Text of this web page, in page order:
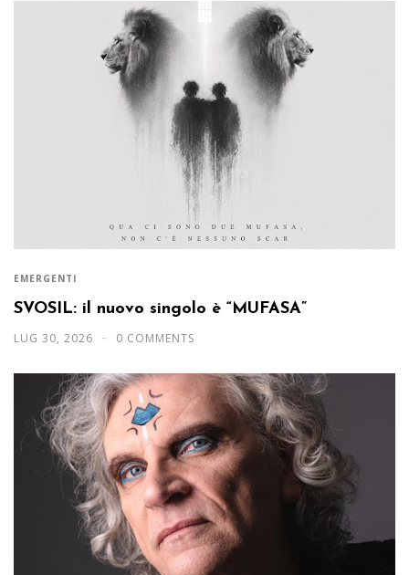
EMERGENTI
SVOSIL: il nuovo singolo è “MUFASA”
LUG 30, 2026 0 COMMENTS